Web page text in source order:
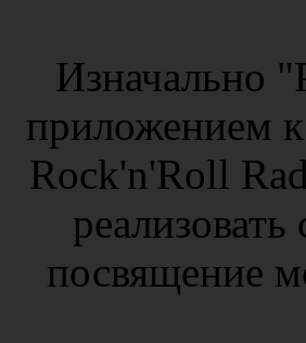
Изначально
приложением
Rock'n'Roll
посвящение